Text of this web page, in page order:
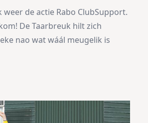
de actie Rabo ClubSupport.
De Taarbreuk hilt zich
nao wat wáál meugelik is